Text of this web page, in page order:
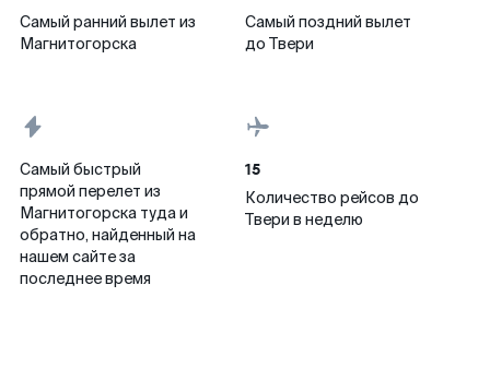
Самый ранний вылет из
Магнитогорска
Самый поздний вылет
до Твери
Самый быстрый
прямой перелет из
Магнитогорска туда и
обратно, найденный на
нашем сайте за
последнее время
15
Количество рейсов до
Твери в неделю